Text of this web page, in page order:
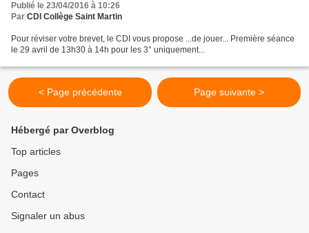
Publié le 23/04/2016 à 10:26
Par CDI Collège Saint Martin
Pour réviser votre brevet, le CDI vous propose ...de jouer... Première séance
le 29 avril de 13h30 à 14h pour les 3° uniquement...
< Page précédente Page suivante >
Hébergé par Overblog
Top articles
Pages
Contact
Signaler un abus